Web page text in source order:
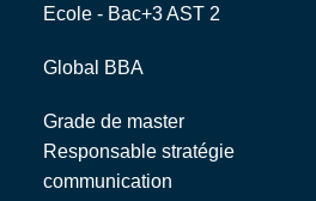
Ecole - Bac+3 AST 2
Global BBA
Grade de master
Responsable stratégie
communication